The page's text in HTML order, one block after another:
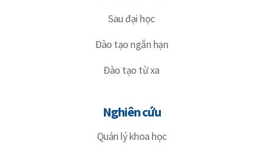
Sau đại học
Đào tạo ngắn hạn
Đào tạo từ xa
Nghiên cứu
Quản lý khoa học